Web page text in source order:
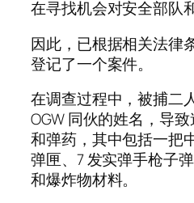
在寻找机会对安全部队
因此，已根据相关法律
登记了一个案件。
在调查过程中，被捕二
OGW 同伙的姓名，导
和弹药，其中包括一把
弹匣、7 发实弹手枪子
和爆炸物材料。